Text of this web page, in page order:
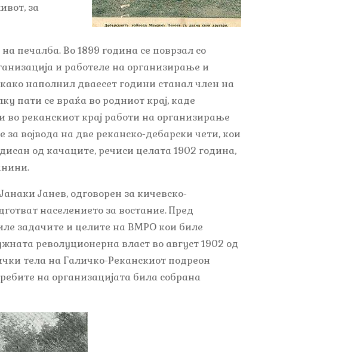
за
печалба. Во 1899 година се поврзал со
и работеле на организирање и
наполнил дваесет години станал член на
пати се враќа во родниот крај, каде
во реканскиот крај работи на организирање
војвода на две реканско-дебарски чети, кои
од качаците, речиси целата 1902 година,
Јанев, одговорен за кичевско-
населението за востание. Пред
задачите и целите на ВМРО кои биле
револуционерна власт во август 1902 од
тела на Галичко-Реканскиот подреон
на организацијата била собрана